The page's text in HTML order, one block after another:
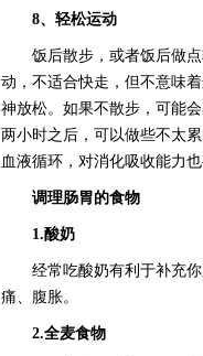
8、轻松运动
饭后散步，或者饭后做点
动，不适合快走，但不意味
神放松。如果不散步，可能
两小时之后，可以做些不太
血液循环，对消化吸收能力也
调理肠胃的食物
1.酸奶
经常吃酸奶有利于补充你
痛、腹胀。
2.全麦食物